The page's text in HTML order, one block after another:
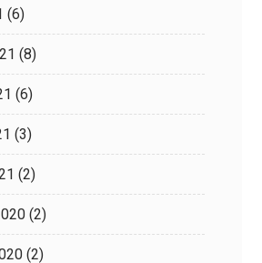
(6)
(8)
(6)
(3)
(2)
(2)
(2)